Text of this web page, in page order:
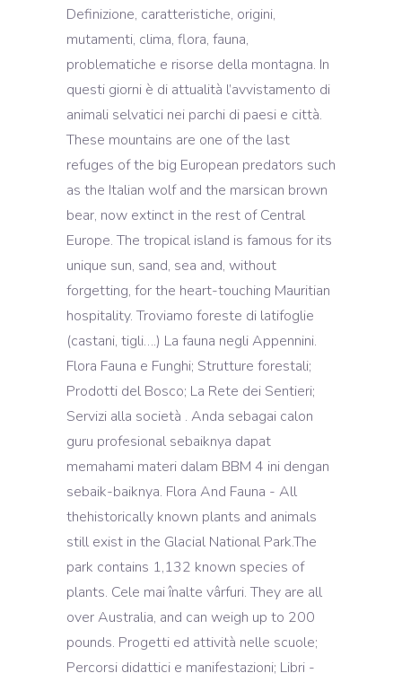
Definizione, caratteristiche, origini,
mutamenti, clima, flora, fauna,
problematiche e risorse della montagna. In
questi giorni è di attualità l’avvistamento di
animali selvatici nei parchi di paesi e città.
These mountains are one of the last
refuges of the big European predators such
as the Italian wolf and the marsican brown
bear, now extinct in the rest of Central
Europe. The tropical island is famous for its
unique sun, sand, sea and, without
forgetting, for the heart-touching Mauritian
hospitality. Troviamo foreste di latifoglie
(castani, tigli….) La fauna negli Appennini.
Flora Fauna e Funghi; Strutture forestali;
Prodotti del Bosco; La Rete dei Sentieri;
Servizi alla società . Anda sebagai calon
guru profesional sebaiknya dapat
memahami materi dalam BBM 4 ini dengan
sebaik-baiknya. Flora And Fauna - All
thehistorically known plants and animals
still exist in the Glacial National Park.The
park contains 1,132 known species of
plants. Cele mai înalte vârfuri. They are all
over Australia, and can weigh up to 200
pounds. Progetti ed attività nelle scuole;
Percorsi didattici e manifestazioni; Libri -